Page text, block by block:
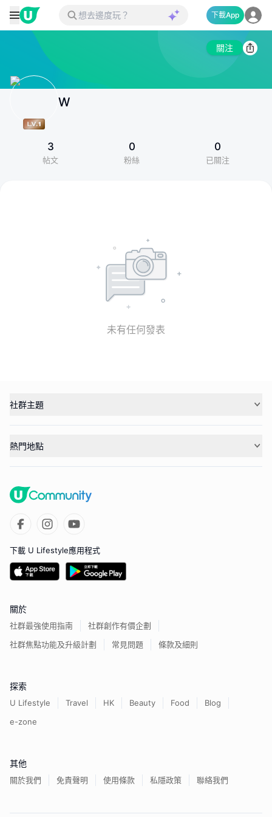
下載App
關注
W
3
帖文
0
粉絲
0
已關注
未有任何發表
社群主題
熱門地點
下載 U Lifestyle應用程式
關於
社群最強使用指南
社群創作有價企劃
社群焦點功能及升級計劃
常見問題 條款及細則
探索
U Lifestyle Travel HK Beauty Food
Blog
e-zone
其他
關於我們 免責聲明 使用條款 私隱政策 聯絡我們